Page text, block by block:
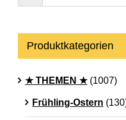
Produktkategorien
★ THEMEN ★ (1007)
Frühling-Ostern